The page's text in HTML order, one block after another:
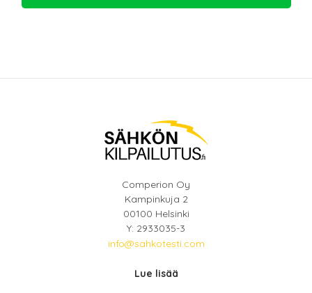
Comperion Oy
Kampinkuja 2
00100 Helsinki
Y: 2933035-3
info@sahkotesti.com
Lue lisää